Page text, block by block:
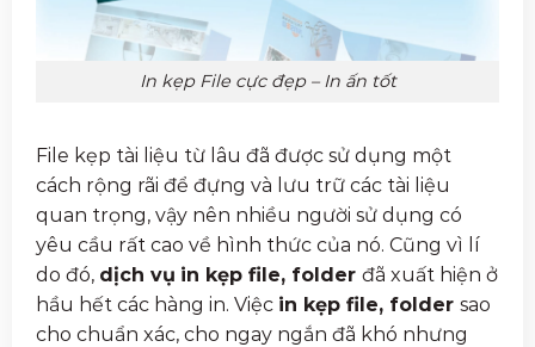
In kẹp File cực đẹp – In ấn tốt
File kẹp tài liệu từ lâu đã được sử dụng một
cách rộng rãi để đựng và lưu trữ các tài liệu
quan trọng, vậy nên nhiều người sử dụng có
yêu cầu rất cao về hình thức của nó. Cũng vì lí
do đó, dịch vụ in kẹp file, folder đã xuất hiện ở
hầu hết các hàng in. Việc in kẹp file, folder sao
cho chuẩn xác, cho ngay ngắn đã khó nhưng